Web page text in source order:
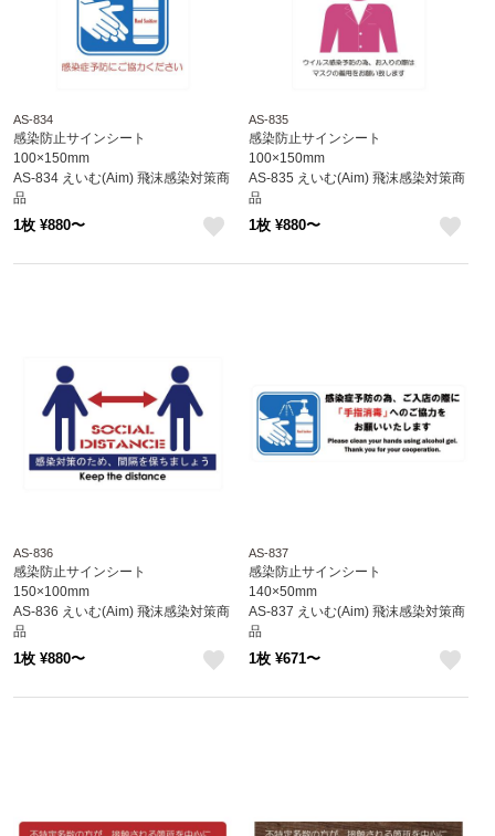
AS-834
感染防止サインシート
100×150mm
AS-834 えいむ(Aim) 飛沫感染対策商
品
1枚 ¥880〜
AS-835
感染防止サインシート
100×150mm
AS-835 えいむ(Aim) 飛沫感染対策商
品
1枚 ¥880〜
AS-836
感染防止サインシート
150×100mm
AS-836 えいむ(Aim) 飛沫感染対策商
品
1枚 ¥880〜
AS-837
感染防止サインシート
140×50mm
AS-837 えいむ(Aim) 飛沫感染対策商
品
1枚 ¥671〜